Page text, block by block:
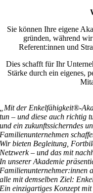
Sie können Ihre eigene
gründen, während
Referent:innen und
Dies schafft für Ihr
Stärke durch ein eigenes,
„Mit der Enkelfähigkeit®-
tun – und diese auch richtig
und ein zukunftssicherndes
Familienunternehmen
Wir bieten Begleitung,
Netzwerk – und das mit
In unserer Akademie
Familienunternehmer:innen
alle mit demselben Ziel:
Ein einzigartiges Konzept